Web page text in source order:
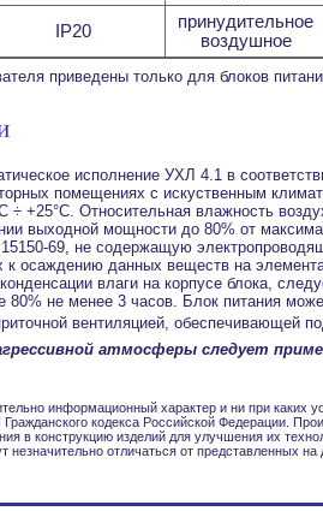
IP20
принудительное
воздушное
приведены только для блоков
исполнение УХЛ 4.1 в
помещениях с искуственным
÷ +25°С. Относительная влажность
выходной мощности до 80% от
69, не содержащую
к осаждению данных веществ на
влаги на корпусе блока,
80% не менее 3 часов. Блок питания
вентиляцией, обеспечивающей
атмосферы следует
информационный характер и ни при каких
кодекса Российской Федерации.
в конструкцию изделий для улучшения их
отличаться от представленных на